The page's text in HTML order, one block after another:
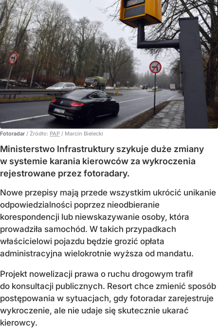
Fotoradar / Źródło: PAP / Marcin Bielecki
Ministerstwo Infrastruktury szykuje duże zmiany
w systemie karania kierowców za wykroczenia
rejestrowane przez fotoradary.
Nowe przepisy mają przede wszystkim ukrócić unikanie
odpowiedzialności poprzez nieodbieranie
korespondencji lub niewskazywanie osoby, która
prowadziła samochód. W takich przypadkach
właścicielowi pojazdu będzie grozić opłata
administracyjna wielokrotnie wyższa od mandatu.
Projekt nowelizacji prawa o ruchu drogowym trafił
do konsultacji publicznych. Resort chce zmienić sposób
postępowania w sytuacjach, gdy fotoradar zarejestruje
wykroczenie, ale nie udaje się skutecznie ukarać
kierowcy.